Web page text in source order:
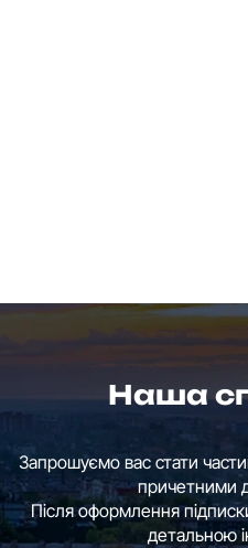
Наша
Запрошуємо вас стати
причетними
Після оформлення
детальною